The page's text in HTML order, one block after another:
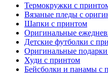
Термокружки с
Вязаные пледы с
Шапки с принтом
Оригинальные
Детские футболки с
Оригинальные
Худи с принтом
Бейсболки и панамы с